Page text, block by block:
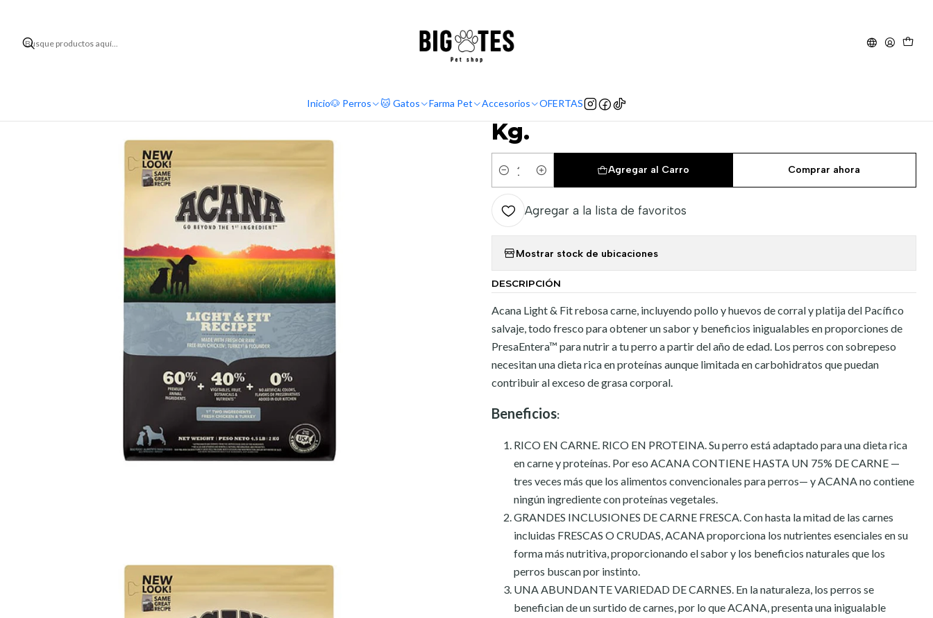
Inicio🐶 Perros 🐱 Gatos Farma Pet Accesorios OFERTAS
Acana Acana comida perro Light & Fit 11.35 Kg.
Acana comida perro Light & Fit 11.35
Kg.
Cantidad
Agregar al Carro Comprar ahora
Agregar a la lista de favoritos
Mostrar stock de ubicaciones
DESCRIPCIÓN
Acana Light & Fit rebosa carne, incluyendo pollo y huevos de corral y platija del Pacífico
salvaje, todo fresco para obtener un sabor y beneficios inigualables en proporciones de
PresaEntera™ para nutrir a tu perro a partir del año de edad. Los perros con sobrepeso
necesitan una dieta rica en proteínas aunque limitada en carbohidratos que puedan
contribuir al exceso de grasa corporal.
Beneficios:
RICO EN CARNE. RICO EN PROTEINA. Su perro está adaptado para una dieta rica
en carne y proteínas. Por eso ACANA CONTIENE HASTA UN 75% DE CARNE —
tres veces más que los alimentos convencionales para perros— y ACANA no contiene
ningún ingrediente con proteínas vegetales.
GRANDES INCLUSIONES DE CARNE FRESCA. Con hasta la mitad de las carnes
incluidas FRESCAS O CRUDAS, ACANA proporciona los nutrientes esenciales en su
forma más nutritiva, proporcionando el sabor y los beneficios naturales que los
perros buscan por instinto.
UNA ABUNDANTE VARIEDAD DE CARNES. En la naturaleza, los perros se
benefician de un surtido de carnes, por lo que ACANA, presenta una inigualable